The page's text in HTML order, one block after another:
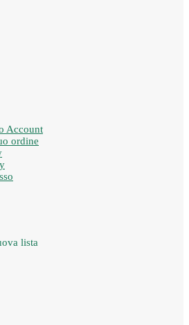
Account
ordine
lista